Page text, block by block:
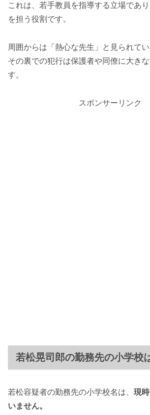
これは、若手教員を指導する立場であ
を担う役割です。
周囲からは「熱心な先生」と見られてい
その裏での犯行は保護者や同僚に大き
す。
スポンサーリンク
若松晃司郎の勤務先の小学校
若松容疑者の勤務先の小学校名は、 現
いません。